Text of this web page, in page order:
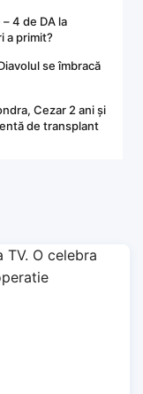
4 de DA la
a primit?
se îmbracă
Cezar 2 ani și
de transplant